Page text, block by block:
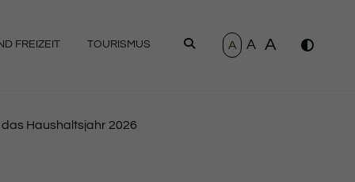
FREIZEIT TOURISMUS SUCHEN
A A A
Haushaltsjahr 2026